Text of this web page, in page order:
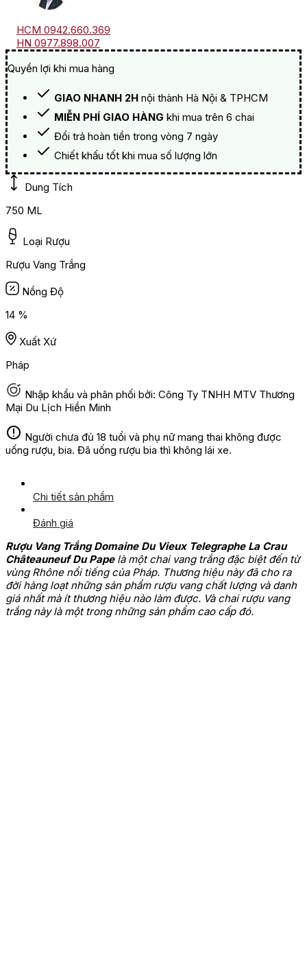
HCM 0942.660.369
HN 0977.898.007
Quyền lợi khi mua hàng
GIAO NHANH 2H nội thành Hà Nội & TPHCM
MIỄN PHÍ GIAO HÀNG khi mua trên 6 chai
Đổi trả hoàn tiền trong vòng 7 ngày
Chiết khấu tốt khi mua số lượng lớn
Dung Tích
750 ML
Loại Rượu
Rượu Vang Trắng
Nồng Độ
14 %
Xuất Xứ
Pháp
Nhập khẩu và phân phối bởi: Công Ty TNHH MTV Thương
Mại Du Lịch Hiền Minh
Người chưa đủ 18 tuổi và phụ nữ mang thai không được
uống rượu, bia. Đã uống rượu bia thì không lái xe.
Chi tiết sản phẩm
Đánh giá
Rượu Vang Trắng Domaine Du Vieux Telegraphe La Crau
Châteauneuf Du Papelà một chai vang trắng đặc biệt đến từ
vùng Rhône nổi tiếng của Pháp. Thương hiệu này đã cho ra
đời hàng loạt những sản phẩm rượu vang chất lượng và danh
giá nhất mà ít thương hiệu nào làm được. Và chai rượu vang
trắng này là một trong những sản phẩm cao cấp đó.